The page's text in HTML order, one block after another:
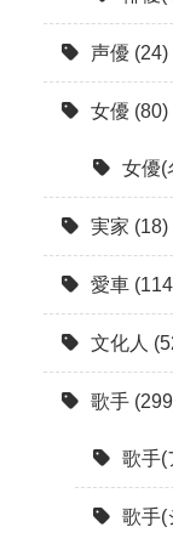
声優 (24)
女優 (80)
女優(
実家 (18)
愛車
文化人
歌手
歌手(
歌手(